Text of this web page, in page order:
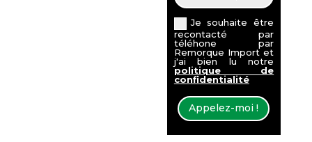
Je souhaite être
recontacté par
téléhone par
Remorque Import et
j'ai bien lu notre
politique de
confidentialité
Appelez-moi !